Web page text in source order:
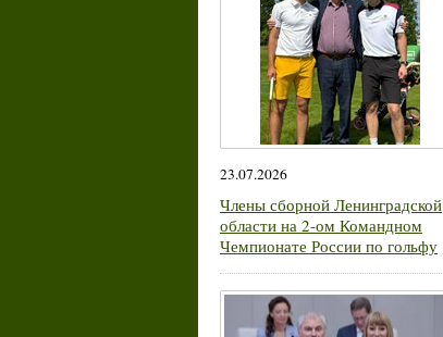
23.07.2026
Члены сборной Ленинградской
области на 2-ом Командном
Чемпионате России по гольфу